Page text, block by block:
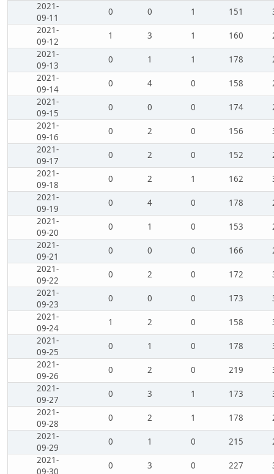
2021-
09-11
0 0 1 151
2021-
09-12
1 3 1 160
2021-
09-13
0 1 1 178
2021-
09-14
0 4 0 158
2021-
09-15
0 0 0 174
2021-
09-16
0 2 0 156
2021-
09-17
0 2 0 152
2021-
09-18
0 2 1 162
2021-
09-19
0 4 0 178
2021-
09-20
0 1 0 153
2021-
09-21
0 0 0 166
2021-
09-22
0 2 0 172
2021-
09-23
0 0 0 173
2021-
09-24
1 2 0 158
2021-
09-25
0 1 0 178
2021-
09-26
0 2 0 219
2021-
09-27
0 3 1 173
2021-
09-28
0 2 1 178
2021-
09-29
0 1 0 215
2021-
09-30
0 3 0 227